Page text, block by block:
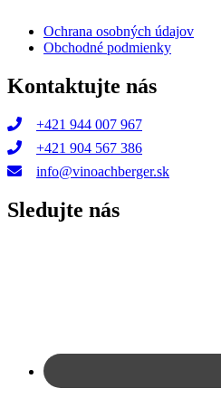
Ochrana osobných údajov
Obchodné podmienky
Kontaktujte nás
+421 944 007 967
+421 904 567 386
info@vinoachberger.sk
Sledujte nás